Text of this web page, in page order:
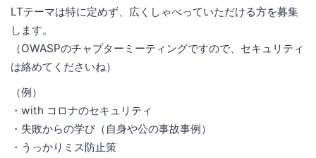
LTテーマは特に定めず、広くしゃべっていただける方を募集
します。
（OWASPのチャプターミーティングですので、セキュリティ
は絡めてくださいね）
（例）
・with コロナのセキュリティ
・失敗からの学び（自身や公の事故事例）
・うっかりミス防止策